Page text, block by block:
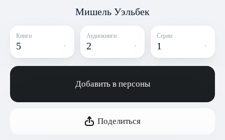
Мишель Уэльбек
Книги
5
Аудиокниги
2
Серии
1
Добавить в персоны
Поделиться